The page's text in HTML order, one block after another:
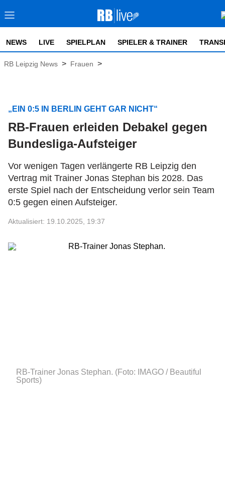
NEWS LIVE SPIELPLAN SPIELER & TRAINER
RB Leipzig News > Frauen >
„EIN 0:5 IN BERLIN GEHT GAR NICHT“
RB-Frauen erleiden Debakel gegen
Bundesliga-Aufsteiger
Vor wenigen Tagen verlängerte RB Leipzig den
Vertrag mit Trainer Jonas Stephan bis 2028. Das
erste Spiel nach der Entscheidung verlor sein Team
0:5 gegen einen Aufsteiger.
Aktualisiert: 19.10.2025, 19:37
RB-Trainer Jonas Stephan. (Foto: IMAGO / Beautiful
Sports)